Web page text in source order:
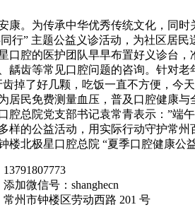
康。为传承中华优秀传统文化，同
行” 主题公益义诊活动，为社区居民
口腔的医护团队早早布置好义诊台
龋齿等常见口腔问题的咨询。针对
齿掉了好几颗，吃饭一直不方便，今
居民免费测量血压，普及口腔健康
腔总院党支部书记袁常青表示：”端
样的公益活动，用实际行动守护常州
楼北极星口腔总院 “夏季口腔健康
加微信号：shanghecn
州市钟楼区劳动西路 201 号